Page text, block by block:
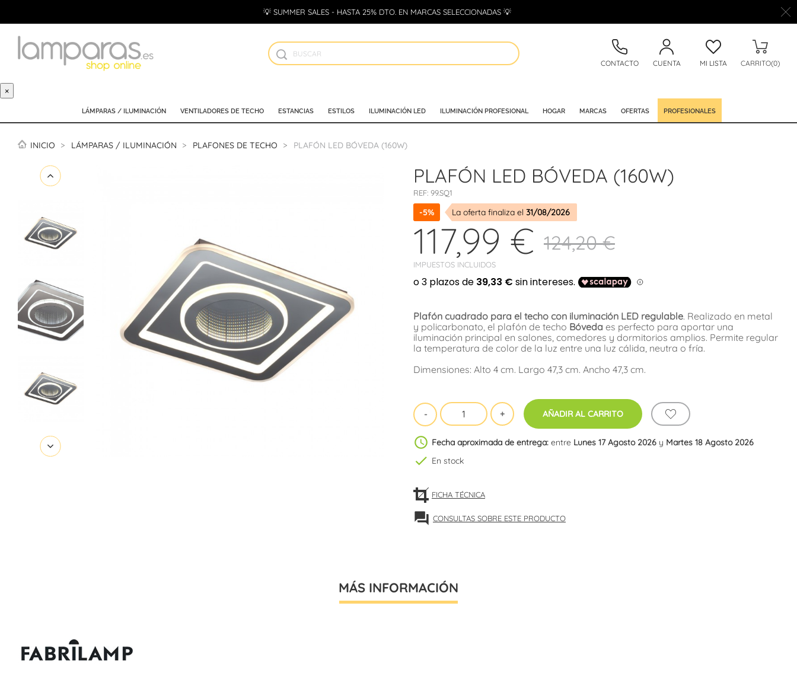
💡 SUMMER SALES - HASTA 25% DTO. EN MARCAS SELECCIONADAS 💡
CONTACTO CUENTA MI LISTA CARRITO(0)
×
LÁMPARAS / ILUMINACIÓN VENTILADORES DE TECHO ESTANCIAS ESTILOS ILUMINACIÓN LED ILUMINACIÓN PROFESIONAL HOGAR MARCAS OFERTAS PROFESIONALES
INICIO LÁMPARAS / ILUMINACIÓN PLAFONES DE TECHO PLAFÓN LED BÓVEDA (160W)
PLAFÓN LED BÓVEDA (160W)
REF: 99.SQ1
-5% La oferta finaliza el 31/08/2026
117,99 €
IMPUESTOS INCLUIDOS
124,20 €
Plafón cuadrado para el techo con iluminación LED regulable. Realizado en metal
y policarbonato, el plafón de techo Bóveda es perfecto para aportar una
iluminación principal en salones, comedores y dormitorios amplios. Permite regular
la temperatura de color de la luz entre una luz cálida, neutra o fría.
Dimensiones: Alto 4 cm. Largo 47,3 cm. Ancho 47,3 cm.
AÑADIR AL CARRITO
schedule Fecha aproximada de entrega: entre Lunes 17 Agosto 2026 y Martes 18 Agosto 2026
check En stock
FICHA TÉCNICA
forum CONSULTAS SOBRE ESTE PRODUCTO
MÁS INFORMACIÓN